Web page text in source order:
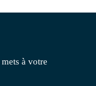
mets à votre